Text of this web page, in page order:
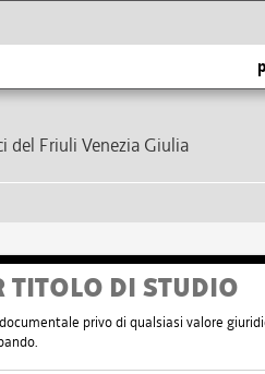
Friuli Venezia Giulia
TITOLO DI STUDIO
privo di qualsiasi valore